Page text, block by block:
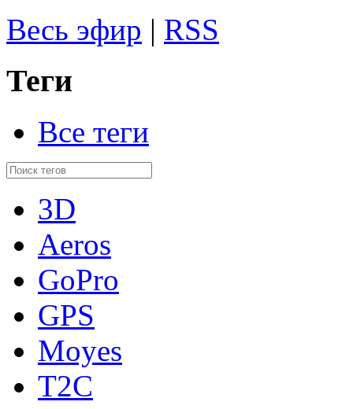
Весь эфир | RSS
Теги
Все теги
3D
Aeros
GoPro
GPS
Moyes
T2C